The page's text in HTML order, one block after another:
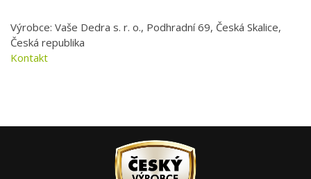
Výrobce: Vaše Dedra s. r. o., Podhradní 69, Česká Skalice,
Česká republika
Kontakt